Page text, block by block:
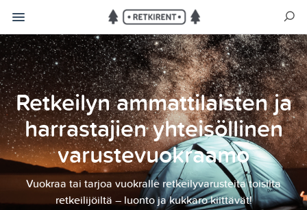
Retkeilyn ammattilaisten ja
harrastajien yhteisöllinen
varustevuokraamo
Vuokraa tai tarjoa vuokralle retkeilyvarusteita toisilta
retkeilijöiltä – luonto ja kukkaro kiittävät!